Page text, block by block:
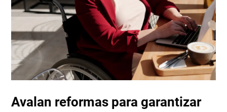
Avalan reformas para garantizar